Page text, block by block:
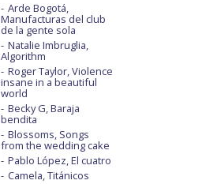
Arde Bogotá,
Manufacturas del club
de la gente sola
Natalie Imbruglia,
Algorithm
Roger Taylor, Violence
insane in a beautiful
world
Becky G, Baraja
bendita
Blossoms, Songs
from the wedding cake
Pablo López, El cuatro
Camela, Titánicos